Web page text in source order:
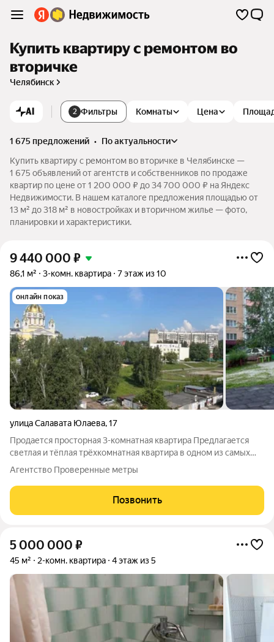
Купить квартиру с ремонтом во
вторичке
Челябинск
AI 2 Фильтры Комнаты Цена
1 675 предложений •
по актуальности
Купить квартиру с ремонтом во вторичке в Челябинске —
1 675 объявлений от агентств и собственников по продаже
квартир по цене от 1 200 000 ₽ до 34 700 000 ₽ на Яндекс
Недвижимости. В нашем каталоге предложения площадью от
13 м² до 318 м² в новостройках и вторичном жилье — фото,
планировки и характеристики.
9 440 000 ₽
86,1 м² 3-комн. квартира 7 этаж из 10
онлайн показ
улица Салавата Юлаева,17
Продается просторная 3-комнатная квартира Предлагается
светлая и тёплая трёхкомнатная квартира в одном из самых
удобных районов города. Квартира находится в аккуратном
техника,
Агентство Проверенные метры
Позвонить
5 000 000 ₽
45 м² 2-комн. квартира 4 этаж из 5